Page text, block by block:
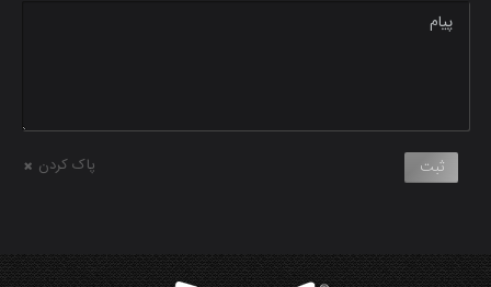
پیام
ثبت پاک کردن